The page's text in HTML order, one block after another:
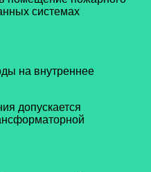
системах
на внутреннее
допускается